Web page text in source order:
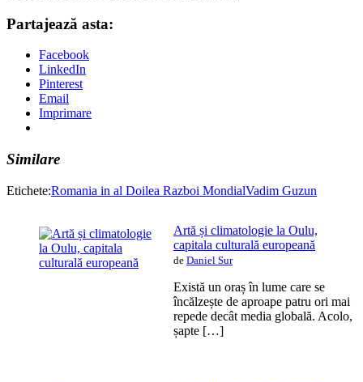
Partajează asta:
Facebook
LinkedIn
Pinterest
Email
Imprimare
Similare
Etichete:Romania in al Doilea Razboi MondialVadim Guzun
Artă și climatologie la Oulu,
capitala culturală europeană
de Daniel Sur
Există un oraș în lume care se
încălzește de aproape patru ori mai
repede decât media globală. Acolo,
șapte […]